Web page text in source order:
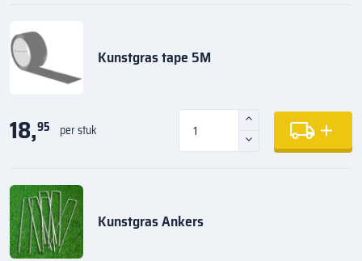
Kunstgras tape 5M
18,95 per stuk
Kunstgras Ankers